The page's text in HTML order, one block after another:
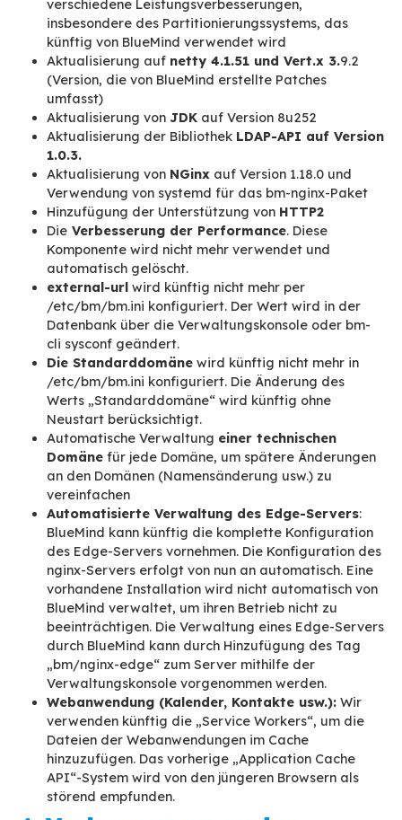
3.Technische
Weiterentwicklungen,
und Aktualisierung der
Basis
Die Weiterentwicklung der technischen
Softwarearchitektur, ihre Fortschreibung auf
neuesten Stand, der Abbau der technischen
und die Unterstützung neuer Linux-Versionen
Komponenten sind Teil der
kontinuierlichen Aufgaben eines
Softwareunternehmens– insbesondere für
wie BlueMind, die zahlreiche Komponenten
Zu den jüngsten Weiterentwicklungen gehören:
Hinzugefügte Unterstützung folgender
Distributionen: Debian 10, Ubuntu FOCAL
LTS), RedHat Entreprise Linux 8 und
Unterstützung einer neuen Distribution ist
wichtige Aufgabe, die folgende Schritte
Sicherstellung/Bereitstellung der
Versionen der Komponenten
Test der Komponenten sowie der
Funktionsweise
Anpassung an die Besonderheiten des
z. B. das Startsystem